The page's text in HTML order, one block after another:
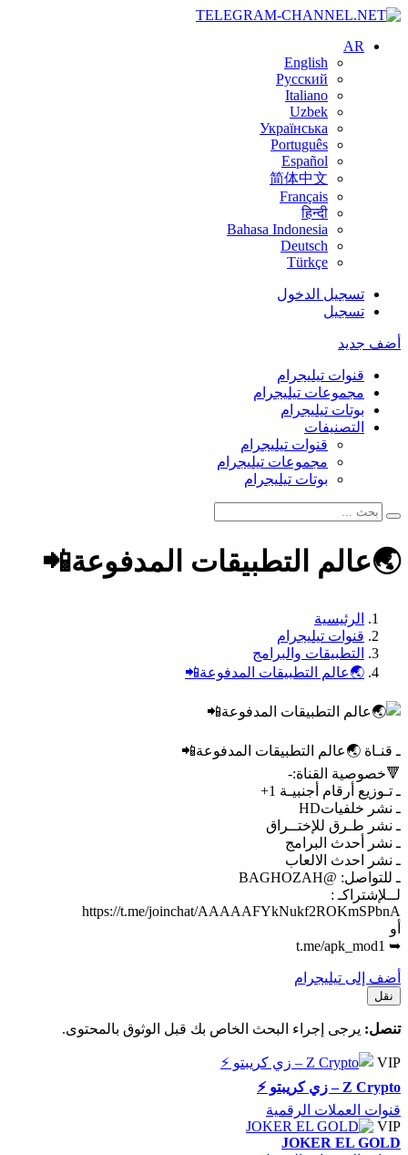
AR
English
Русский
Italiano
Uzbek
Українська
Português
Español
简体中文
Français
हिन्दी
Bahasa Indonesia
Deutsch
Türkçe
تسجيل الدخول
تسجيل
أضف جديد
قنوات تيليجرام
مجموعات تيليجرام
بوتات تيليجرام
التصنيفات
قنوات تيليجرام
مجموعات تيليجرام
بوتات تيليجرام
🌏عالم التطبيقات المدفوعة📲
الرئيسية
قنوات تيليجرام
التطبيقات والبرامج
🌏عالم التطبيقات المدفوعة📲
ـ قنـاة 🌏عالم التطبيقات المدفوعة📲
🔻خصوصية القناة:-
ـ تـوزيع أرقام أجنبيـة 1+
ـ نشر خلفياتHD
ـ نشر طـرق للإختــراق
ـ نشر أحدث البرامج
ـ نشر احدث الالعاب
ـ للتواصل: @BAGHOZAH
لــلإشتراكـ :
https://t.me/joinchat/AAAAAFYkNukf2ROKmSPbnA
أو
➥ t.me/apk_mod1
أضف إلى تيليجرام
نقل
تنصل: يرجى إجراء البحث الخاص بك قبل الوثوق بالمحتوى.
VIP
Z Crypto – زي كريبتو ⚡️
قنوات العملات الرقمية
VIP
JOKER EL GOLD